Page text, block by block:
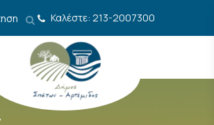
Καλέστε: 213-2007300